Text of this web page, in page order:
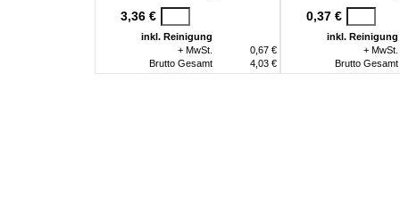
3,36 €
inkl. Reinigung
+ MwSt.
0,67 €
Brutto Gesamt
4,03 €
0,37 €
inkl. Reinigung
+ MwSt.
Brutto Gesamt